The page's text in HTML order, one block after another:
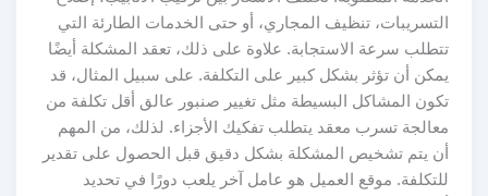
التسريبات، تنظيف المجاري، أو حتى الخدمات الطارئة التي
تتطلب سرعة الاستجابة. علاوة على ذلك، تعقد المشكلة أيضًا
يمكن أن تؤثر بشكل كبير على التكلفة. على سبيل المثال، قد
تكون المشاكل البسيطة مثل تغيير صنبور عالق أقل تكلفة من
معالجة تسرب معقد يتطلب تفكيك الأجزاء. لذلك، من المهم
أن يتم تشخيص المشكلة بشكل دقيق قبل الحصول على تقدير
للتكلفة. موقع العميل هو عامل آخر يلعب دورًا في تحديد